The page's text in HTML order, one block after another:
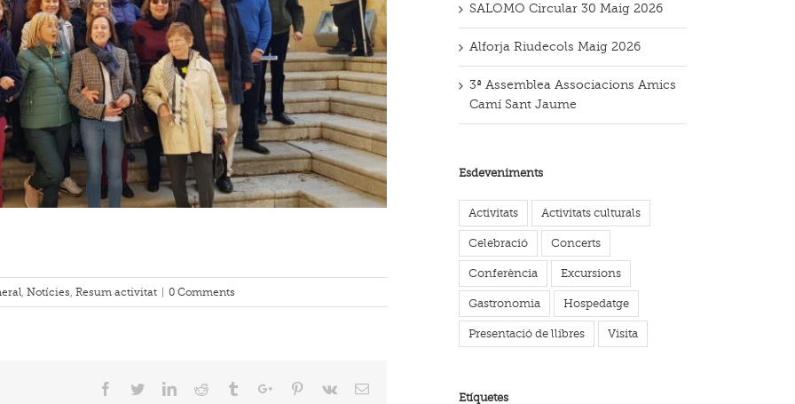
Notícies Resum activitat | 0 Comments
Facebook
TwitterLinkedinReddit TumblrGoogle+Pinterest
Vk Email
SALOMO Circular 30 Maig 2026
Alforja Riudecols Maig 2026
3ª Assemblea Associacions Amics
Camí Sant Jaume
Esdeveniments
Activitats Activitats culturals
Celebració Concerts
Conferència Excursions
Gastronomia Hospedatge
Presentació de llibres Visita
Etíquetes